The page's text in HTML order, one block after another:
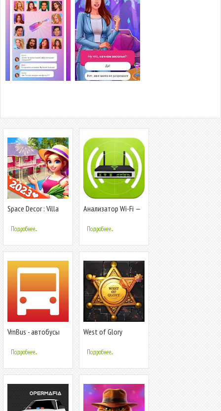
Space Decor : Villa
Подробнее...
Анализатор Wi-Fi —
в офисе
Подробнее...
VrnBus - автобусы
Подробнее...
West of Glory
Подробнее...